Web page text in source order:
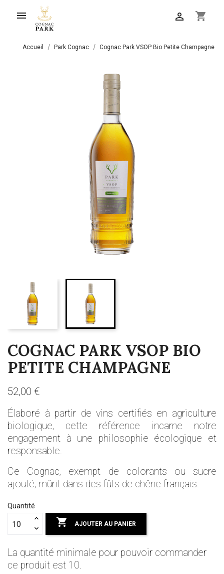
 shopping_cart

Accueil Park Cognac Cognac Park VSOP Bio Petite Champagne
COGNAC PARK VSOP BIO
PETITE CHAMPAGNE
52,00 €
Élaboré à partir de vins certifiés en agriculture
biologique, cette référence incarne notre
engagement à une philosophie écologique et
responsable.
Ce Cognac, exempt de colorants ou sucre
ajouté, mûrit dans des fûts de chêne français.
Quantité
 AJOUTER AU PANIER
La quantité minimale pour pouvoir commander
ce produit est 10.